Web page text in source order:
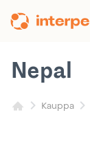
sisältöön
Kauppa
Nepal